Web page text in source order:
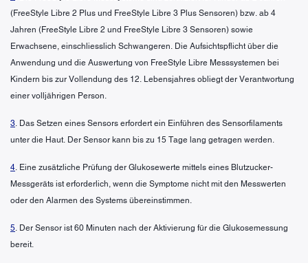
(FreeStyle Libre 2 Plus und FreeStyle Libre 3 Plus Sensoren) bzw. ab 4
Jahren (FreeStyle Libre 2 und FreeStyle Libre 3 Sensoren) sowie
Erwachsene, einschliesslich Schwangeren. Die Aufsichtspflicht über die
Anwendung und die Auswertung von FreeStyle Libre Messsystemen bei
Kindern bis zur Vollendung des 12. Lebensjahres obliegt der Verantwortung
einer volljährigen Person.
3. Das Setzen eines Sensors erfordert ein Einführen des Sensorfilaments
unter die Haut. Der Sensor kann bis zu 15 Tage lang getragen werden.
4. Eine zusätzliche Prüfung der Glukosewerte mittels eines Blutzucker-
Messgeräts ist erforderlich, wenn die Symptome nicht mit den Messwerten
oder den Alarmen des Systems übereinstimmen.
5. Der Sensor ist 60 Minuten nach der Aktivierung für die Glukosemessung
bereit.